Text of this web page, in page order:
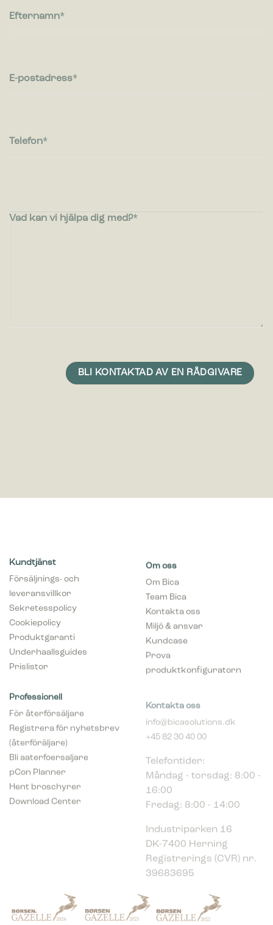
Efternamn
E-postadress
Telefon
Vad kan vi hjälpa dig med?
Kundtjänst
Försäljnings- och
leveransvillkor
Sekretesspolicy
Cookiepolicy
Produktgaranti
Underhaallsguides
Prislistor
Om oss
Om Bica
Team Bica
Kontakta oss
Miljö & ansvar
Kundcase
Prova
produktkonfiguratorn
Registrera för nyhetsbrev
(återföräljare)
Bli aaterfoersaljare
pCon Planner
Hent broschyrer
Download Center
info@bicasolutions.dk
+45 82 30 40 00
Måndag - torsdag: 8:00 -
16:00
Fredag: 8:00 - 14:00
Industriparken 16
DK-7400 Herning
Registrerings (CVR) nr.
39683695